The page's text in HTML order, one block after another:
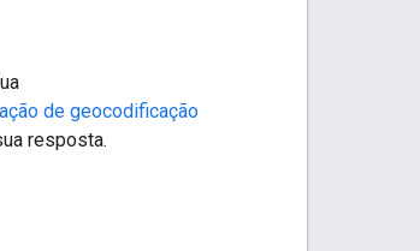
de geocodificação
resposta.